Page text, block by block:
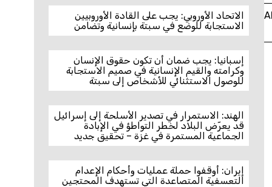
الاتحاد الأوروبي: يجب على القادة الأوروبيين
الاستجابة للوضع في سبتة بإنسانية وتضامن
إسبانيا: يجب ضمان أن تكون حقوق الإنسان
وكرامته والقيم الإنسانية في صميم الاستجابة
للوصول الاستثنائي للأشخاص إلى سبتة
الهند: الاستمرار في تصدير الأسلحة إلى إسرائيل
قد يعرّض البلاد لخطر التواطؤ في الإبادة
الجماعية المستمرة في غزة – تحقيق جديد
إيران: أوقفوا حملة عمليات وأحكام الإعدام
التعسفية المتصاعدة التي تستهدف المحتجين